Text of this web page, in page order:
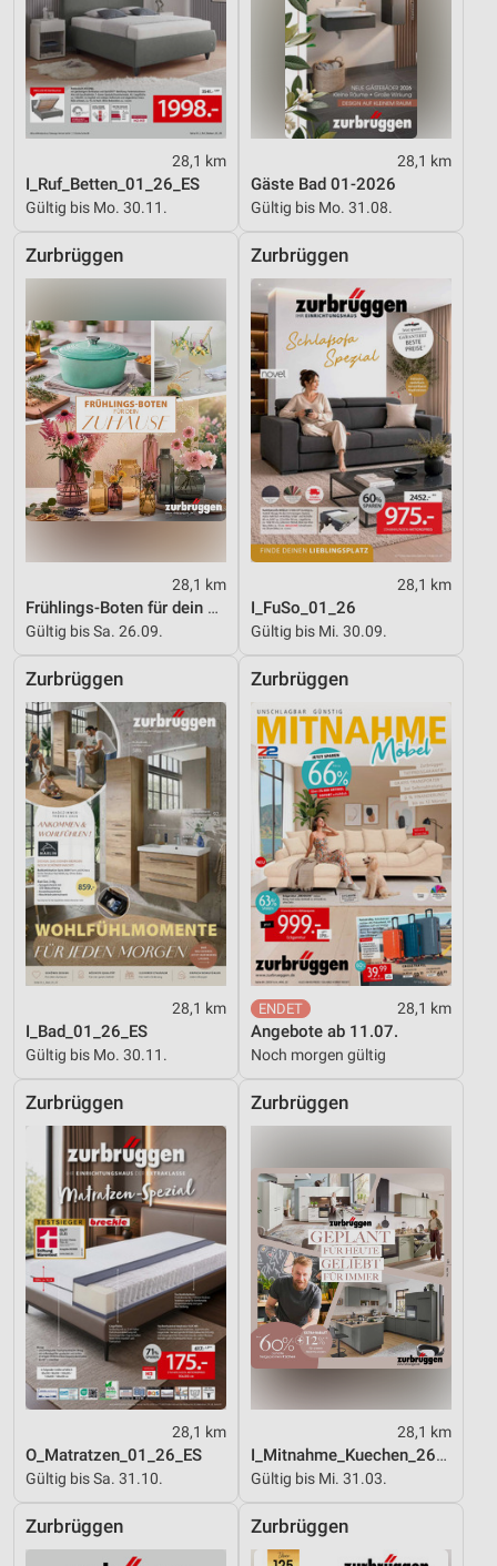
28,1 km
I_Ruf_Betten_01_26_ES
Gültig bis Mo. 30.11.
28,1 km
Gäste Bad 01-2026
Gültig bis Mo. 31.08.
Zurbrüggen
28,1 km
Frühlings-Boten für dein Zuhause
Gültig bis Sa. 26.09.
Zurbrüggen
28,1 km
I_FuSo_01_26
Gültig bis Mi. 30.09.
Zurbrüggen
28,1 km
I_Bad_01_26_ES
Gültig bis Mo. 30.11.
Zurbrüggen
28,1 km
Angebote ab 11.07.
Noch morgen gültig
Zurbrüggen
28,1 km
O_Matratzen_01_26_ES
Gültig bis Sa. 31.10.
Zurbrüggen
28,1 km
I_Mitnahme_Kuechen_26_ES
Gültig bis Mi. 31.03.
Zurbrüggen Zurbrüggen